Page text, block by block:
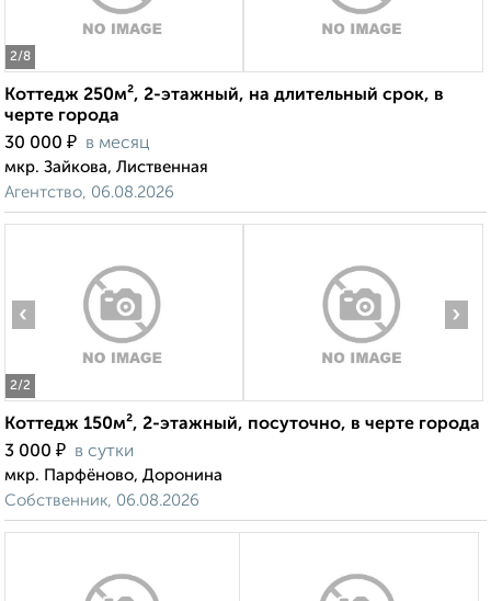
2/8
Коттедж 250м², 2-этажный, на длительный срок, в
черте города
30 000 ₽ в месяц
мкр. Зайкова, Лиственная
Агентство, 06.08.2026
2/2
‹ ›
Коттедж 150м², 2-этажный, посуточно, в черте города
3 000 ₽ в сутки
мкр. Парфёново, Доронина
Собственник, 06.08.2026